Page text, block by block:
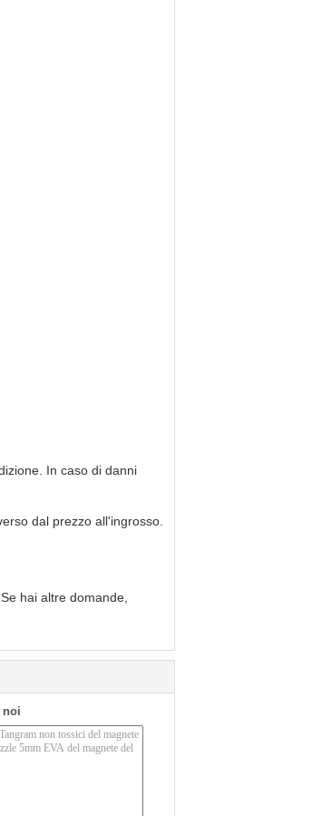
In caso di danni
dal prezzo all'ingrosso.
hai altre domande,
noi